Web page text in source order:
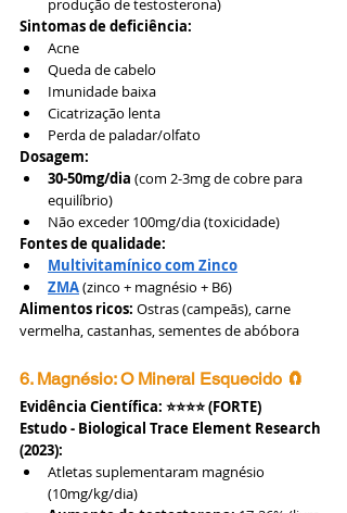
produção de testosterona)
Sintomas de deficiência:
Acne
Queda de cabelo
Imunidade baixa
Cicatrização lenta
Perda de paladar/olfato
Dosagem:
30-50mg/dia (com 2-3mg de cobre para
equilíbrio)
Não exceder 100mg/dia (toxicidade)
Fontes de qualidade:
Multivitamínico com Zinco
ZMA (zinco + magnésio + B6)
Alimentos ricos: Ostras (campeãs), carne
vermelha, castanhas, sementes de abóbora
6. Magnésio: O Mineral Esquecido 🧲
Evidência Científica: ⭐⭐⭐⭐ (FORTE)
Estudo - Biological Trace Element Research
(2023):
Atletas suplementaram magnésio
(10mg/kg/dia)